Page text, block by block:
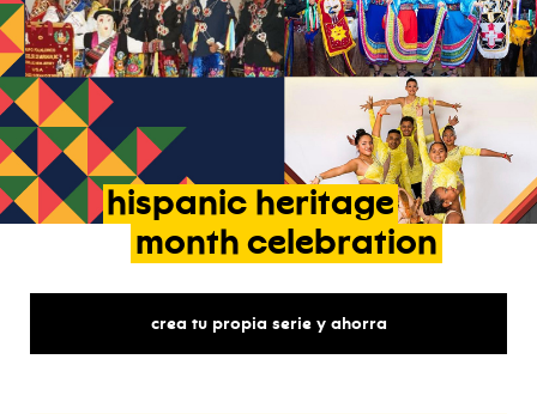
hispanic heritage
month celebration
crea tu propia serie y ahorra